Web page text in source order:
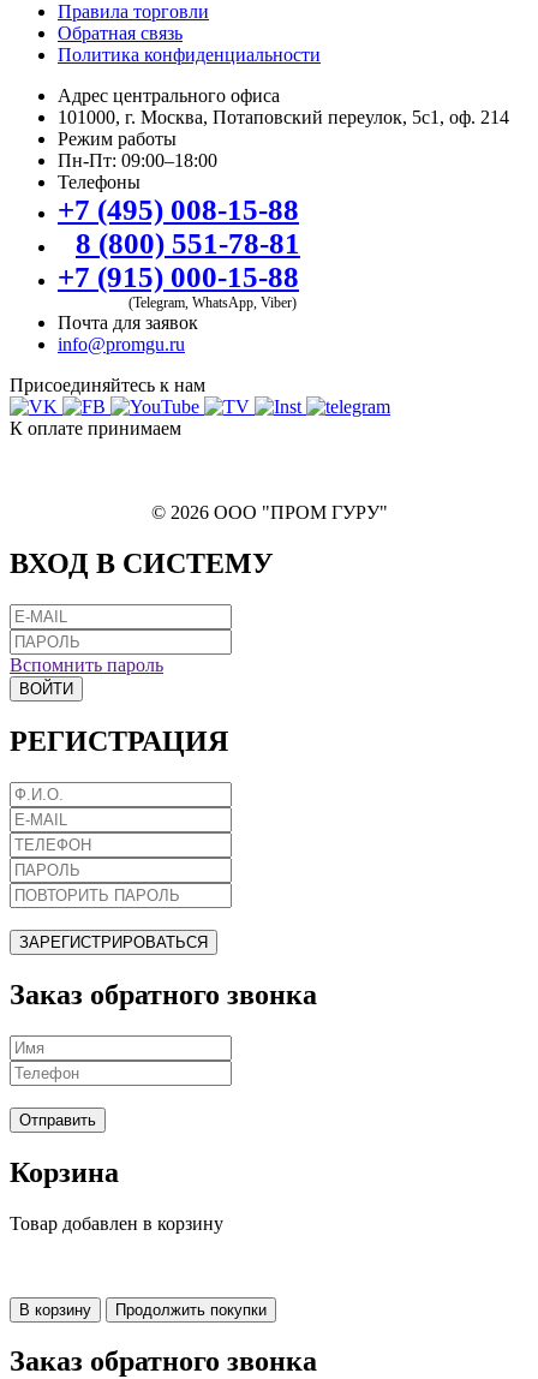
Правила торговли
Обратная связь
Политика конфиденциальности
Адрес центрального офиса
101000, г. Москва, Потаповский переулок, 5с1, оф. 214
Режим работы
Пн-Пт: 09:00–18:00
Телефоны
+7 (495) 008-15-88
8 (800) 551-78-81
+7 (915) 000-15-88
(Telegram, WhatsApp, Viber)
Почта для заявок
info@promgu.ru
Присоединяйтесь к нам
К оплате принимаем
© 2026 ООО "ПРОМ ГУРУ"
ВХОД В СИСТЕМУ
Вспомнить пароль
ВОЙТИ
РЕГИСТРАЦИЯ
ЗАРЕГИСТРИРОВАТЬСЯ
Заказ обратного звонка
Отправить
Корзина
Товар добавлен в корзину
В корзину Продолжить покупки
Заказ обратного звонка